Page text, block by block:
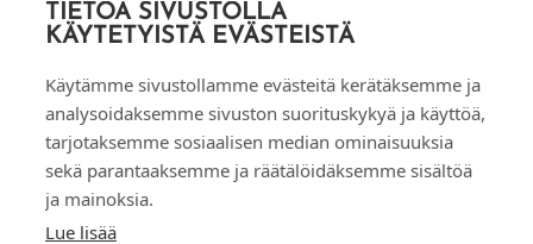
TIETOA SIVUSTOLLA
KÄYTETYISTÄ EVÄSTEISTÄ
Käytämme sivustollamme evästeitä kerätäksemme ja
analysoidaksemme sivuston suorituskykyä ja käyttöä,
tarjotaksemme sosiaalisen median ominaisuuksia
sekä parantaaksemme ja räätälöidäksemme sisältöä
ja mainoksia.
Lue lisää